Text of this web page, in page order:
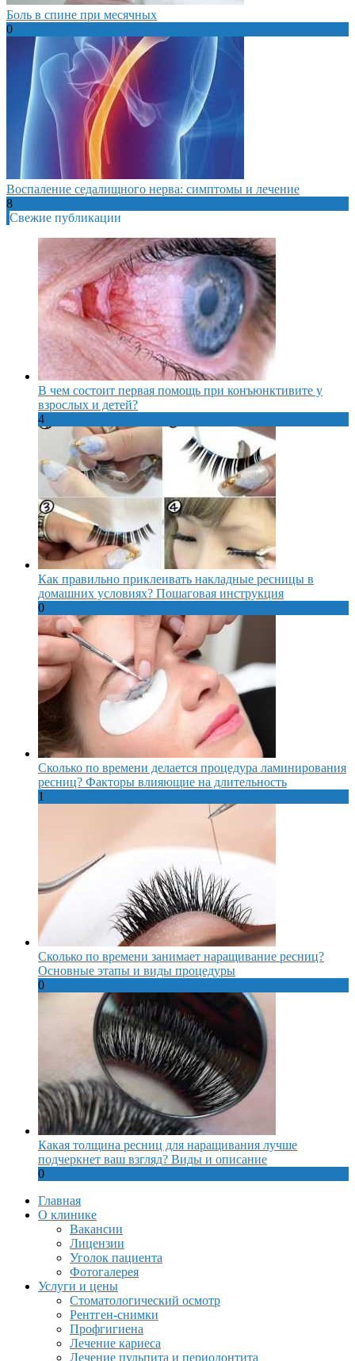
Боль в спине при месячных
0
Воспаление седалищного нерва: симптомы и лечение
8
Свежие публикации
В чем состоит первая помощь при конъюнктивите у
взрослых и детей?
4
Как правильно приклеивать накладные ресницы в
домашних условиях? Пошаговая инструкция
0
Сколько по времени делается процедура ламинирования
ресниц? Факторы влияющие на длительность
1
Сколько по времени занимает наращивание ресниц?
Основные этапы и виды процедуры
0
Какая толщина ресниц для наращивания лучше
подчеркнет ваш взгляд? Виды и описание
0
Главная
О клинике
Вакансии
Лицензии
Уголок пациента
Фотогалерея
Услуги и цены
Стоматологический осмотр
Рентген-снимки
Профгигиена
Лечение кариеса
Лечение пульпита и периодонтита